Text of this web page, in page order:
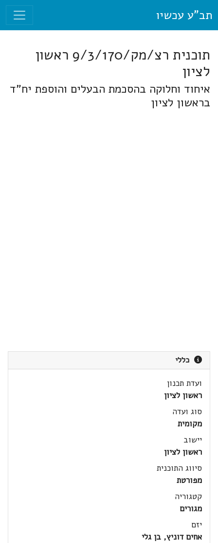
תב"ע עכשיו
תוכנית רצ/מק/9/3/170 ראשון
לציון
איחוד וחלוקה בהסכמת הבעלים והוספת יח"ד
בראשון לציון
כללי
ועדת תכנון
ראשון לציון
סוג ועדה
מקומית
יישוב
ראשון לציון
סיווג התוכנית
מפורטת
קטגוריה
מגורים
יזם
אחים דוניץ, בן גלי